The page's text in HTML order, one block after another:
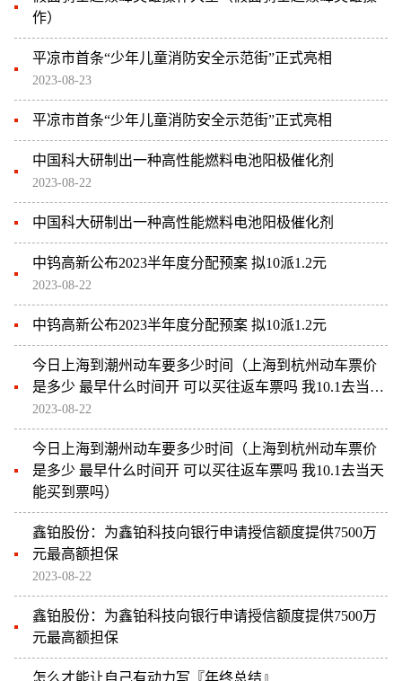
作）
平凉市首条“少年儿童消防安全示范街”正式亮相
2023-08-23
平凉市首条“少年儿童消防安全示范街”正式亮相
中国科大研制出一种高性能燃料电池阳极催化剂
2023-08-22
中国科大研制出一种高性能燃料电池阳极催化剂
中钨高新公布2023半年度分配预案 拟10派1.2元
2023-08-22
中钨高新公布2023半年度分配预案 拟10派1.2元
今日上海到潮州动车要多少时间（上海到杭州动车票价
是多少 最早什么时间开 可以买往返车票吗 我10.1去当天
能买到票吗）
2023-08-22
今日上海到潮州动车要多少时间（上海到杭州动车票价
是多少 最早什么时间开 可以买往返车票吗 我10.1去当天
能买到票吗）
鑫铂股份：为鑫铂科技向银行申请授信额度提供7500万
元最高额担保
2023-08-22
鑫铂股份：为鑫铂科技向银行申请授信额度提供7500万
元最高额担保